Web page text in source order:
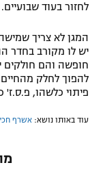
לחזור בעוד שבועיים.
המגן לא צריך
יש לו מקורב בחדר
חופשה והם חולקים
להפוך לחלק
פיתוי כלשהו, פ.ס.ז'
עוד באותו נושא: אשרף